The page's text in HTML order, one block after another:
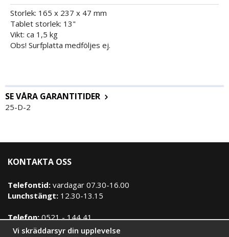
Storlek: 165 x 237 x 47 mm
Tablet storlek: 13"
Vikt: ca 1,5 kg
Obs! Surfplatta medföljes ej.
SE VÅRA GARANTITIDER
25-D-2
KONTAKTA OSS
Telefontid: vardagar 07.30-16.00
Lunchstängt: 12.30-13.15
Telefon:0521 - 144 41
E-post: info@signimport.se
Vi skräddarsyr din upplevelse